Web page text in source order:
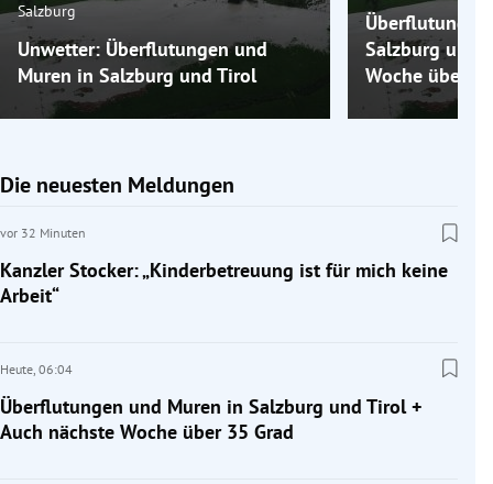
Salzburg
Unwetter: Überflutungen und
Muren in Salzburg und Tirol
Salzburg und
Woche über
Die neuesten Meldungen
vor 32 Minuten
Kanzler Stocker: „Kinderbetreuung ist für mich keine
Arbeit“
Heute, 06:04
Überflutungen und Muren in Salzburg und Tirol +
Auch nächste Woche über 35 Grad